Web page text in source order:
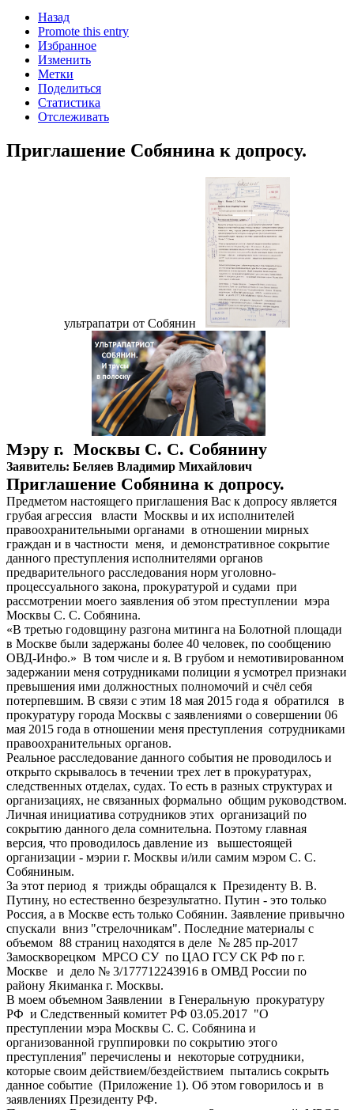
Назад
Promote this entry
Избранное
Изменить
Метки
Поделиться
Статистика
Отслеживать
Приглашение Собянина к допросу.
ультрапатри от Собянин
Мэру г. Москвы С. С. Собянину
Заявитель: Беляев Владимир Михайлович
Приглашение Собянина к допросу.
Предметом настоящего приглашения Вас к допросу является
грубая агрессия власти Москвы и их исполнителей
правоохранительными органами в отношении мирных
граждан и в частности меня, и демонстративное сокрытие
данного преступления исполнителями органов
предварительного расследования норм уголовно-
процессуального закона, прокуратурой и судами при
рассмотрении моего заявления об этом преступлении мэра
Москвы С. С. Собянина.
«В третью годовщину разгона митинга на Болотной площади
в Москве были задержаны более 40 человек, по сообщению
ОВД-Инфо.» В том числе и я. В грубом и немотивированном
задержании меня сотрудниками полиции я усмотрел признаки
превышения ими должностных полномочий и счёл себя
потерпевшим. В связи с этим 18 мая 2015 года я обратился в
прокуратуру города Москвы с заявлениями о совершении 06
мая 2015 года в отношении меня преступления сотрудниками
правоохранительных органов.
Реальное расследование данного события не проводилось и
открыто скрывалось в течении трех лет в прокуратурах,
следственных отделах, судах. То есть в разных структурах и
организациях, не связанных формально общим руководством.
Личная инициатива сотрудников этих организаций по
сокрытию данного дела сомнительна. Поэтому главная
версия, что проводилось давление из вышестоящей
организации - мэрии г. Москвы и/или самим мэром С. С.
Собяниным.
За этот период я трижды обращался к Президенту В. В.
Путину, но естественно безрезультатно. Путин - это только
Россия, а в Москве есть только Собянин. Заявление привычно
спускали вниз "стрелочникам". Последние материалы с
объемом 88 страниц находятся в деле № 285 пр-2017
Замоскворецком МРСО СУ по ЦАО ГСУ СК РФ по г.
Москве и дело № 3/177712243916 в ОМВД России по
району Якиманка г. Москвы.
В моем объемном Заявлении в Генеральную прокуратуру
РФ и Следственный комитет РФ 03.05.2017 "О
преступлении мэра Москвы С. С. Собянина и
организованной группировки по сокрытию этого
преступления" перечислены и некоторые сотрудники,
которые своим действием/бездействием пытались сокрыть
данное событие (Приложение 1). Об этом говорилось и в
заявлениях Президенту РФ.